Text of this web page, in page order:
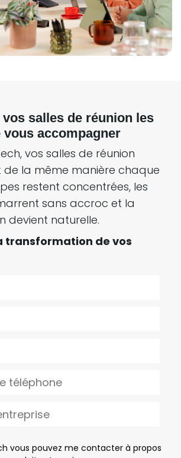
vos salles de réunion les
vous accompagner
vos salles de réunion
de la même manière chaque
restent concentrées, les
sans accroc et la
devient naturelle.
transformation de vos
vous pouvez me contacter à propos